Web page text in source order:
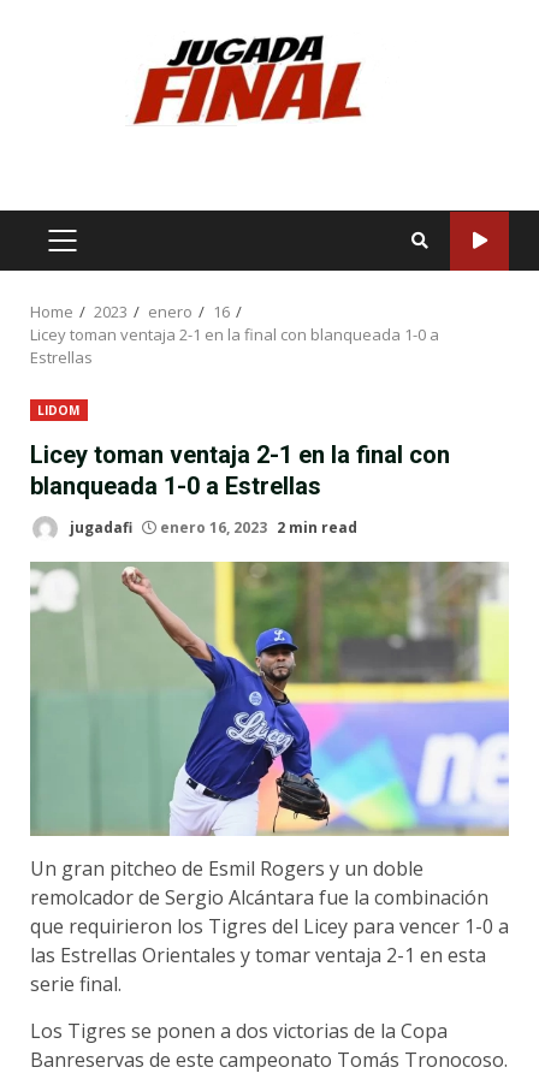
PRIMARY
Home 2023 enero
16
Licey toman ventaja 2-1 en la final con blanqueada 1-0 a
Estrellas
LIDOM
Licey toman ventaja 2-1 en la final con
blanqueada 1-0 a Estrellas
jugadafi enero 16, 2023 2 min read
Un gran pitcheo de Esmil Rogers y un doble
remolcador de Sergio Alcántara fue la combinación
que requirieron los Tigres del Licey para vencer 1-0 a
las Estrellas Orientales y tomar ventaja 2-1 en esta
serie final.
Los Tigres se ponen a dos victorias de la Copa
Banreservas de este campeonato Tomás Tronocoso.